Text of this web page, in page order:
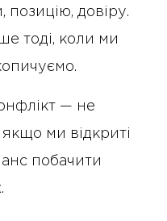
позицію, довіру.
тоді, коли ми
— не
якщо ми відкриті
побачити